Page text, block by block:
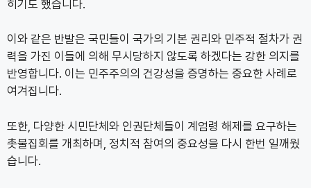
히기도 했습니다.
이와 같은 반발은 국민들이 국가의 기본 권리와 민주적 절차가 권
력을 가진 이들에 의해 무시당하지 않도록 하겠다는 강한 의지를
반영합니다. 이는 민주주의의 건강성을 증명하는 중요한 사례로
여겨집니다.
또한, 다양한 시민단체와 인권단체들이 계엄령 해제를 요구하는
촛불집회를 개최하며, 정치적 참여의 중요성을 다시 한번 일깨웠
습니다.